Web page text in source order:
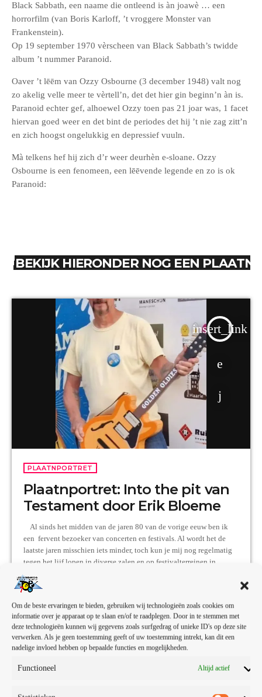
Om de beste ervaringen te bieden, gebruiken wij technologieën zoals cookies om
informatie over je apparaat op te slaan en/of te raadplegen. Door in te stemmen met
deze technologieën kunnen wij gegevens zoals surfgedrag of unieke ID's op deze site
verwerken. Als je geen toestemming geeft of uw toestemming intrekt, kan dit een
nadelige invloed hebben op bepaalde functies en mogelijkheden.
Functioneel Altijd actief
Black Sabbath, een naame die ontleend is àn joawè … een
horrorfilm (van Boris Karloff, ’t vroggere Monster van
Frankenstein).
Op 19 september 1970 vèrscheen van Black Sabbath’s twidde
album ’t nummer Paranoid.
Oaver ’t lēēm van Ozzy Osbourne (3 december 1948) valt nog
zo akelig velle meer te vèrtell’n, det det hier gin beginn’n àn is.
Paranoid echter gef, alhoewel Ozzy toen pas 21 joar was, 1 facet
hiervan goed weer en det bint de periodes det hij ’t nie zag zitt’n
en zich hoogst ongelukkig en depressief vuuln.
Mà telkens hef hij zich d’r weer deurhèn e-sloane. Ozzy
Osbourne is een fenomeen, een lēēvende legende en zo is ok
Paranoid:
BEKIJK HIERONDER NOG EEN
insert_link
PLAATNPORTRET
Plaatnportret: Into the pit van
Testament door Erik Bloeme
Al sinds het midden van de jaren 80 van de vorige eeuw ben ik
een fervent bezoeker van concerten en festivals. Al wordt het de
laatste jaren misschien iets minder, toch kun je mij nog regelmatig
tegen het lijf lopen in diverse zalen en op festivalterreinen in
over om mijn geliefde muziek live te aanschouwen. Twee […]
today 26 — 06 152 7 2
insert_link